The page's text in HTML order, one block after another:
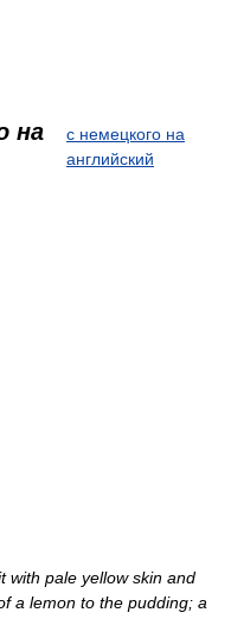
на
с немецкого на
английский
with pale yellow skin and
a lemon to the pudding; a